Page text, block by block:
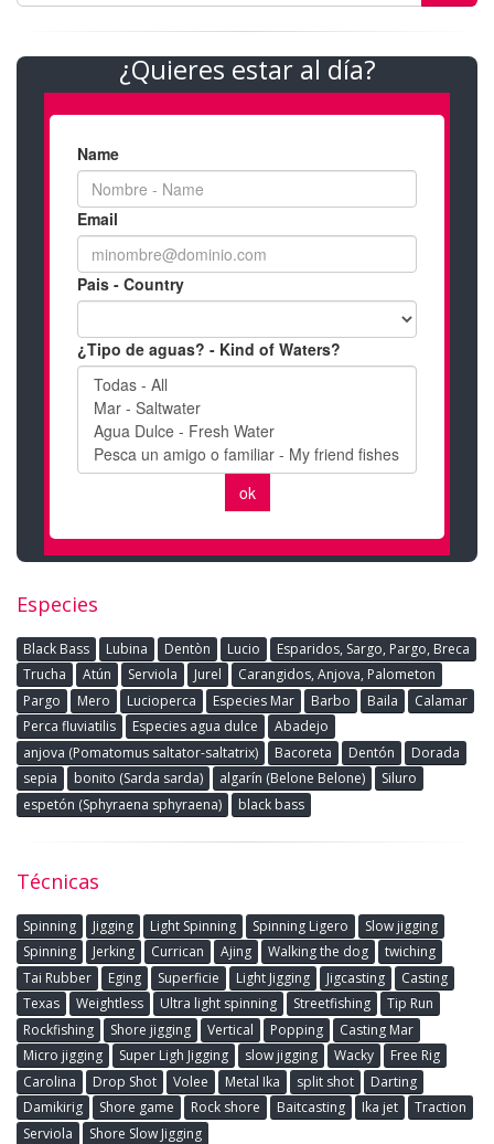
¿Quieres estar al día?
Especies
Black Bass Lubina Dentòn Lucio
Esparidos, Sargo, Pargo, Breca
Trucha
Atún Serviola Jurel
Carangidos, Anjova, Palometon
Pargo
Mero Lucioperca Especies Mar Barbo Baila
Calamar
Perca fluviatilis
Especies agua dulce
Abadejo
anjova (Pomatomus saltator-saltatrix)
Bacoreta Dentón
Dorada
sepia
bonito (Sarda sarda) algarín (Belone Belone)
Siluro
espetón (Sphyraena sphyraena)
black bass
Técnicas
Spinning Jigging Light Spinning Spinning Ligero
Slow jigging
Spinning
Jerking Currican Ajing Walking the dog
twiching
Tai Rubber
Eging Superficie Light Jigging Jigcasting
Casting
Texas
Weightless Ultra light spinning Streetfishing
Tip Run
Rockfishing
Shore jigging Vertical Popping
Casting Mar
Micro jigging
Super Ligh Jigging slow jigging Wacky
Free Rig
Carolina
Drop Shot Volee Metal Ika split shot
Darting
Damikirig
Shore game Rock shore Baitcasting Ika jet
Traction
Serviola
Shore Slow Jigging